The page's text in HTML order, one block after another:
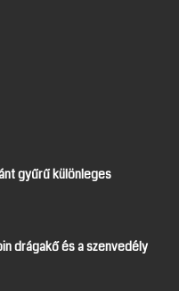
gyűrű különleges
drágakő és a szenvedély